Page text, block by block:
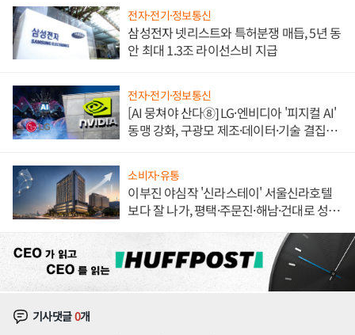
전자·전기·정보통신
삼성전자 넷리스트와 특허분쟁 매듭, 5년 동
안 최대 1.3조 라이선스비 지급
전자·전기·정보통신
[AI 뭉쳐야 산다⑧] LG·엔비디아 '피지컬 AI'
동맹 강화, 구광모 제조·데이터·기술 결집
소비자·유통
이부진 야심작 '신라스테이' 서울신라호텔
보다 잘 나가, 평택·주문진·해남·건대로 성
기사댓글0개